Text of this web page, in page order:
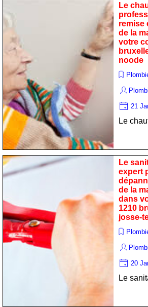
votre
noode
Le
remise
de la
votre
noode
21
Le
remise
la
saint-
Le
expert
de la
dans
1210
josse-
20
Le
pour